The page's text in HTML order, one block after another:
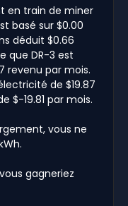
en train de miner
basé sur $0.00
déduit $0.66
que DR-3 est
revenu par mois.
de $19.87
$-19.81 par mois.
vous ne
gagneriez